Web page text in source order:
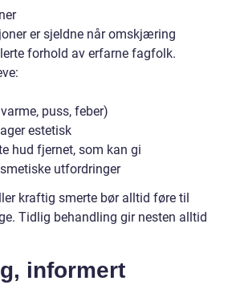
er sjeldne når omskjæring
forhold av erfarne fagfolk.
puss, feber)
estetisk
hud fjernet, som kan gi
utfordringer
kraftig smerte bør alltid føre til
Tidlig behandling gir nesten alltid
informert